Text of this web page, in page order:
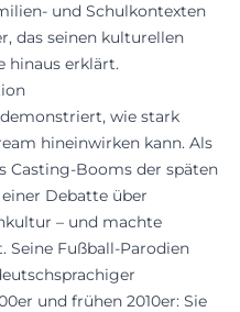
und Schulkontexten
das seinen kulturellen
hinaus erklärt.
demonstriert, wie stark
hineinwirken kann. Als
Casting-Booms der späten
Debatte über
– und machte
Seine Fußball-Parodien
und frühen 2010er: Sie